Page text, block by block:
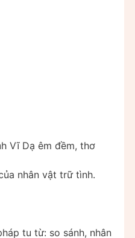
Vĩ Dạ êm đềm, thơ
nhân vật trữ tình.
tu từ: so sánh, nhân